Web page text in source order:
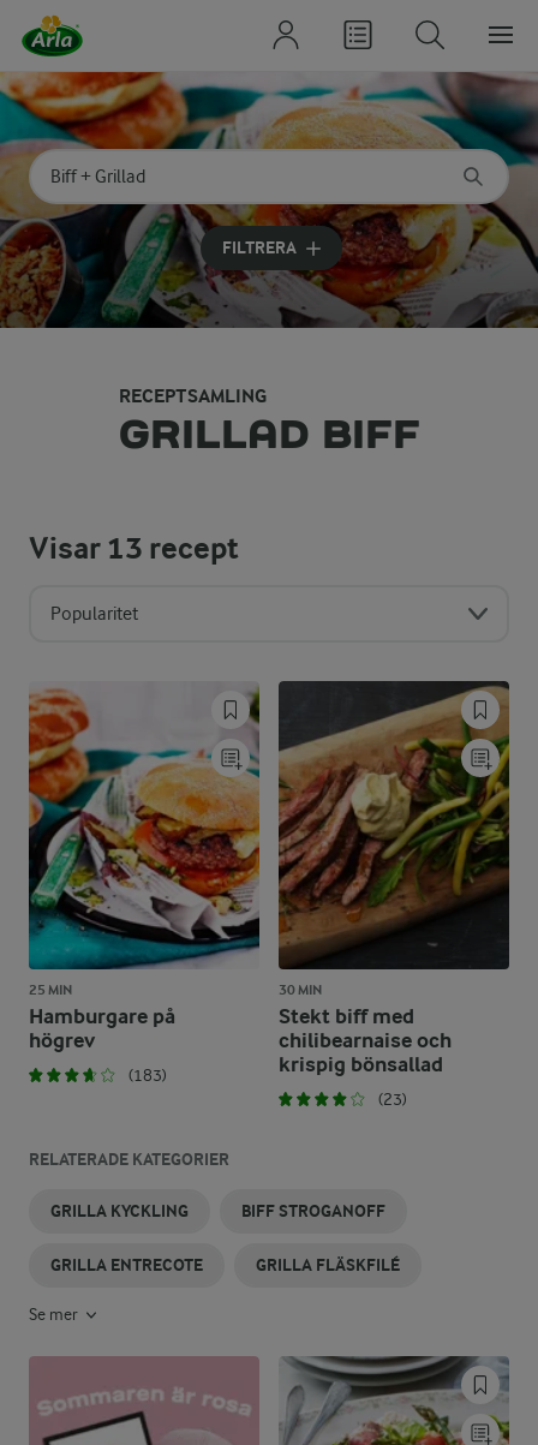
Sök på kategori eller ingrediens
Skriv in sökord för att få förslag
FILTRERA
RECEPTSAMLING
GRILLAD BIFF
Visar13 recept
Popularitet
25 MIN
Hamburgare på
högrev
(183)
30 MIN
Stekt biff med
chilibearnaise och
krispig bönsallad
(23)
RELATERADE KATEGORIER
GRILLA KYCKLING BIFF STROGANOFF
GRILLA ENTRECOTE GRILLA FLÄSKFILÉ
Se mer